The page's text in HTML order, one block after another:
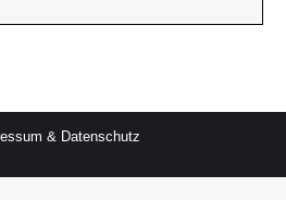
& Datenschutz